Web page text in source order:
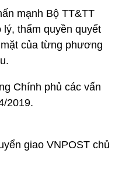
mạnh Bộ TT&TT
thẩm quyền quyết
của từng phương
Chính phủ các vấn
2019.
giao VNPOST chủ